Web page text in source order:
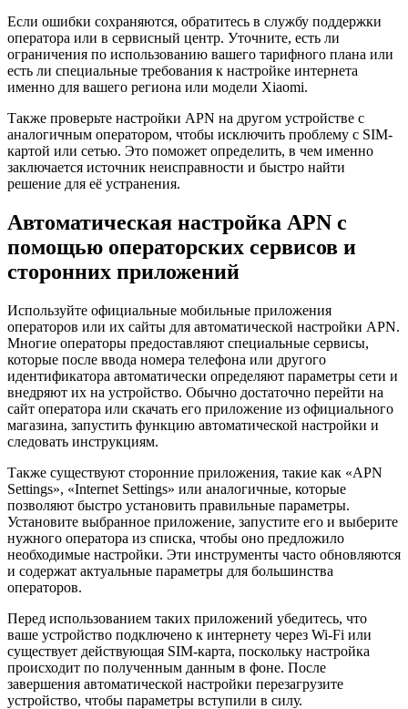
Если ошибки сохраняются, обратитесь в службу поддержки
оператора или в сервисный центр. Уточните, есть ли
ограничения по использованию вашего тарифного плана или
есть ли специальные требования к настройке интернета
именно для вашего региона или модели Xiaomi.
Также проверьте настройки APN на другом устройстве с
аналогичным оператором, чтобы исключить проблему с SIM-
картой или сетью. Это поможет определить, в чем именно
заключается источник неисправности и быстро найти
решение для её устранения.
Автоматическая настройка APN с
помощью операторских сервисов и
сторонних приложений
Используйте официальные мобильные приложения
операторов или их сайты для автоматической настройки APN.
Многие операторы предоставляют специальные сервисы,
которые после ввода номера телефона или другого
идентификатора автоматически определяют параметры сети и
внедряют их на устройство. Обычно достаточно перейти на
сайт оператора или скачать его приложение из официального
магазина, запустить функцию автоматической настройки и
следовать инструкциям.
Также существуют сторонние приложения, такие как «APN
Settings», «Internet Settings» или аналогичные, которые
позволяют быстро установить правильные параметры.
Установите выбранное приложение, запустите его и выберите
нужного оператора из списка, чтобы оно предложило
необходимые настройки. Эти инструменты часто обновляются
и содержат актуальные параметры для большинства
операторов.
Перед использованием таких приложений убедитесь, что
ваше устройство подключено к интернету через Wi-Fi или
существует действующая SIM-карта, поскольку настройка
происходит по полученным данным в фоне. После
завершения автоматической настройки перезагрузите
устройство, чтобы параметры вступили в силу.